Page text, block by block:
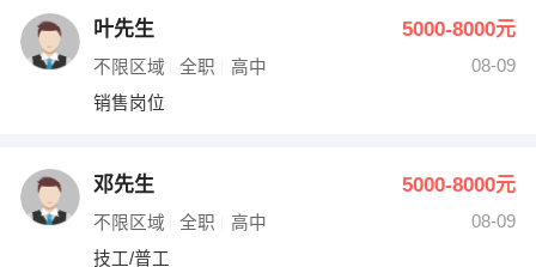
叶先生 5000-8000元
不限区域 全职 高中
08-09
销售岗位
邓先生 5000-8000元
不限区域 全职 高中
08-09
技工/普工